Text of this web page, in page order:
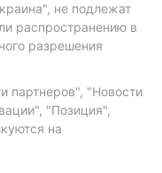
не подлежат
распространению в
разрешения
партнеров", "Новости
"Позиция",
на